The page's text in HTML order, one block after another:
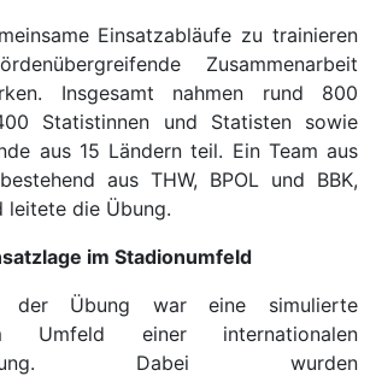
Einsatzabläufe zu trainieren
Zusammenarbeit
Insgesamt nahmen rund 800
Statistinnen und Statisten sowie
aus 15 Ländern teil. Ein Team aus
aus THW, BPOL und BBK,
leitete die Übung.
im Stadionumfeld
der Übung war eine simulierte
Umfeld einer internationalen
Dabei wurden